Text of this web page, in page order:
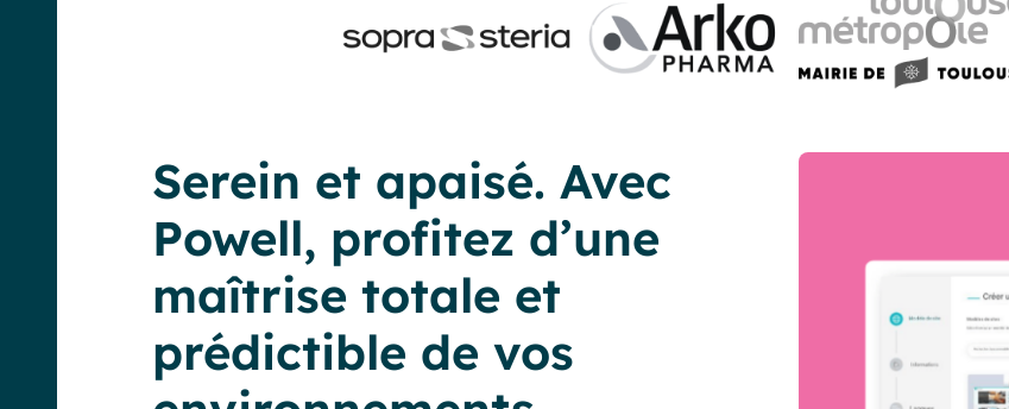
Serein et apaisé. Avec
Powell, profitez d’une
maîtrise totale et
prédictible de vos